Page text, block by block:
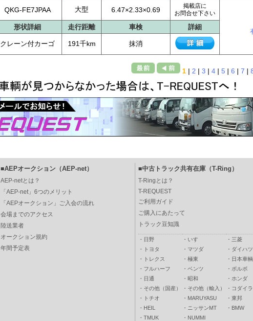
QKG-FE7JPAA 大型 6.47×2.33×0.69
掲載店に
お問合せ下さい
形状詳細 走行距離 車検 詳細
クレーン付カーゴ 191千km 抹消
1 | 2 | 3 | 4 | 5 | 6 | 7 |
■AEPオークション（AEP-net） ■中古トラック共有在庫（T-Ring）
AEP-netとは？
「AEP-net」6つのメリット
「AEPオークション」ご入会の流れ
会場までのアクセス
陸送業者
オークション規約
年間予定表
T-Ringとは？
T-REQUEST
ご利用ガイド
ご購入にあたって
トラック豆知識
・ 日野 ・ いすゞ ・ 三菱
・
トヨタ ・ マツダ ・ ダイハツ
・
トレクス ・ 極東 ・ 日本車輌
・ フルハーフ ・ ベンツ ・ ボルボ
・ 日通 ・ 昭和 ・ ホンダ
・ その他（国産） ・ その他（輸入） ・ コダイラ
・
トチオ ・ MARUYASU ・ 東邦
・ HEIL ・ ニッサンMT ・ BMW
・ TMUK ・ NUMMI